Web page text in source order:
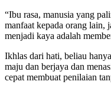
“Ibu rasa, manusia yang
manfaat kepada orang lain,
menjadi kaya adalah
Ikhlas dari hati, beliau
maju dan berjaya dan
cepat membuat penilaian